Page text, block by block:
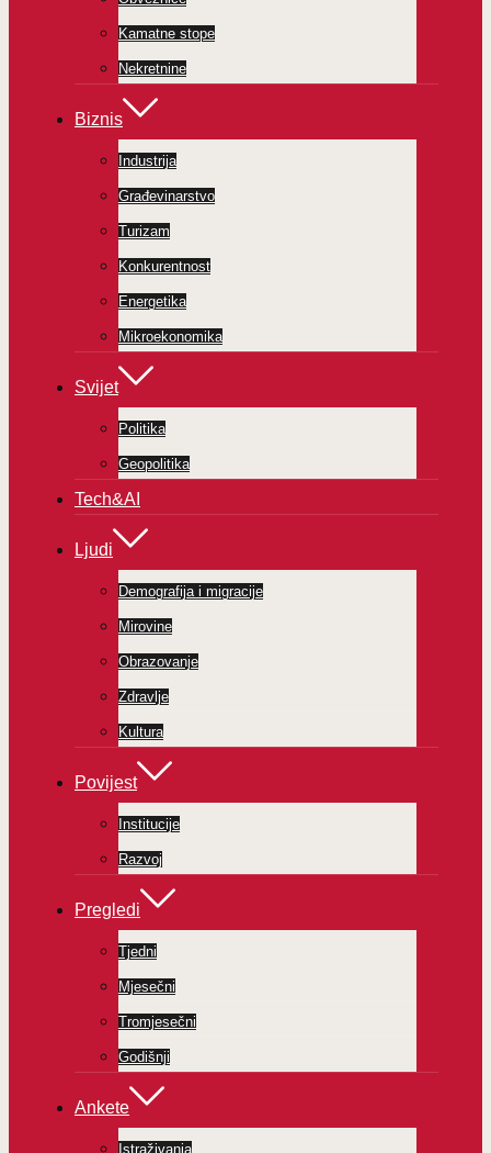
Kamatne stope
Nekretnine
Biznis
Industrija
Građevinarstvo
Turizam
Konkurentnost
Energetika
Mikroekonomika
Svijet
Politika
Geopolitika
Tech&AI
Ljudi
Demografija i migracije
Mirovine
Obrazovanje
Zdravlje
Kultura
Povijest
Institucije
Razvoj
Pregledi
Tjedni
Mjesečni
Tromjesečni
Godišnji
Ankete
Istraživanja